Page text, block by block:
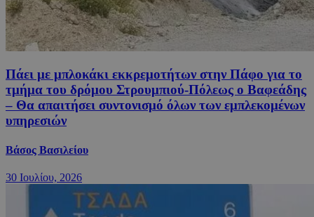
Πάει με μπλοκάκι εκκρεμοτήτων στην Πάφο για το
τμήμα του δρόμου Στρουμπιού-Πόλεως ο Βαφεάδης
– Θα απαιτήσει συντονισμό όλων των εμπλεκομένων
υπηρεσιών
Βάσος Βασιλείου
30 Ιουλίου, 2026